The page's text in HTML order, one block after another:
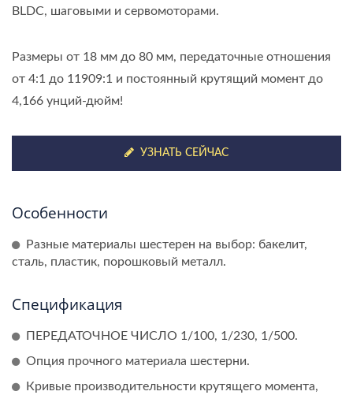
BLDC, шаговыми и сервомоторами.
Размеры от 18 мм до 80 мм, передаточные отношения
от 4:1 до 11909:1 и постоянный крутящий момент до
4,166 унций-дюйм!
УЗНАТЬ СЕЙЧАС
Особенности
Разные материалы шестерен на выбор: бакелит,
сталь, пластик, порошковый металл.
Спецификация
ПЕРЕДАТОЧНОЕ ЧИСЛО 1/100, 1/230, 1/500.
Опция прочного материала шестерни.
Кривые производительности крутящего момента,